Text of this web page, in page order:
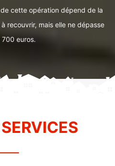
cette opération dépend de la
recouvrir, mais elle ne dépasse
700 euros.